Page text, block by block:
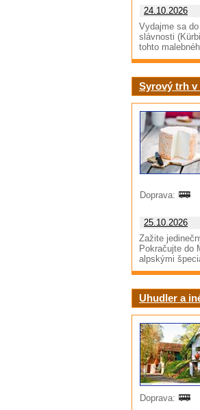
24.10.2026
Vydajme sa
slávnosti
tohto
Syrový trh v
Doprava:
25.10.2026
Zažite
Pokračujte do
alpskými
Uhudler a
Doprava: